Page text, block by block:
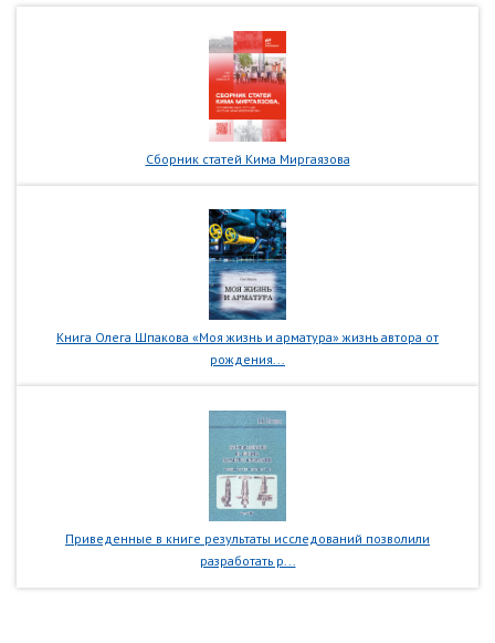
Сборник статей Кима Миргаязова
Книга Олега Шпакова «Моя жизнь и арматура» жизнь автора от
рождения...
Приведенные в книге результаты исследований позволили
разработать р...